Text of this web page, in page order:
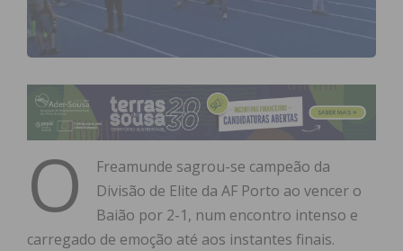
O
Freamunde sagrou-se campeão da
Divisão de Elite da AF Porto ao vencer o
Baião por 2-1, num encontro intenso e
carregado de emoção até aos instantes finais.